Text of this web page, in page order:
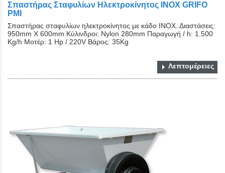
Σπαστήρας Σταφυλίων Ηλεκτροκίνητος ΙΝΟΧ GRIFO
PMI
Σπαστήρας σταφυλίων ηλεκτροκίνητος με κάδο ΙΝΟΧ. Διαστάσεις:
950mm Χ 600mm Κύλινδροι: Nylon 280mm Παραγωγή / h: 1.500
Kg/h Μοτέρ: 1 Ηp / 220V Βάρος: 35Kg
Λεπτομέρειες